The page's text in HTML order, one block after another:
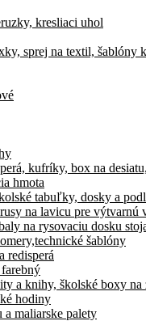
kresliaci uhol
sprej na textil, šablóny
kufríky, box na
hmota
tabuľky, dosky a
na lavicu pre výtvarnú
na rysovaciu dosku
šablóny
redisperá
a knihy, školské boxy
hodiny
a maliarske palety